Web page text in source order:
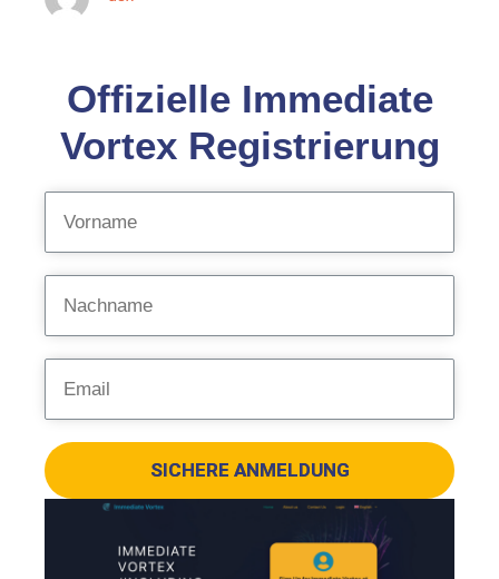
Offizielle Immediate
Vortex Registrierung
SICHERE ANMELDUNG